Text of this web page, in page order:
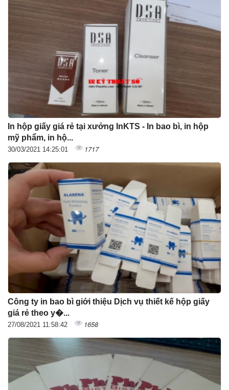
In hộp giấy giá rẻ tại xưởng InKTS - In bao bì, in hộp
mỹ phẩm, in hộ...
30/03/2021 14:25:01 1717
Công ty in bao bì giới thiệu Dịch vụ thiết kế hộp giấy
giá rẻ theo y�...
27/08/2021 11:58:42 1658